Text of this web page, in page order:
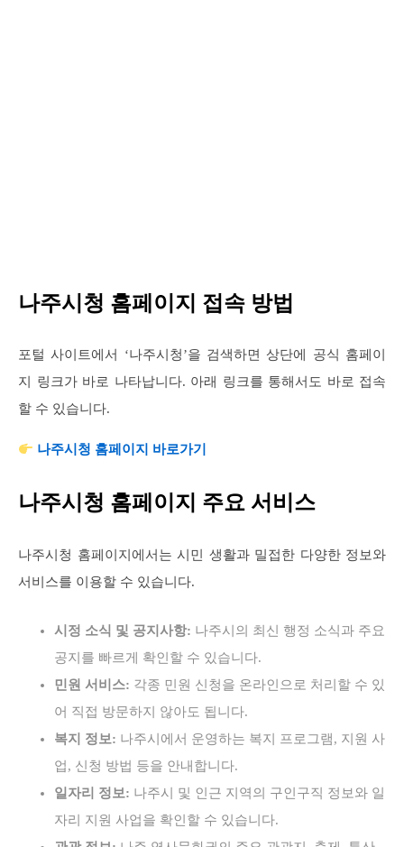
나주시청 홈페이지 접속 방법
포털 사이트에서 ‘나주시청’을 검색하면 상단에 공식 홈페이
지 링크가 바로 나타납니다. 아래 링크를 통해서도 바로 접속
할 수 있습니다.
나주시청 홈페이지 바로가기
나주시청 홈페이지 주요 서비스
나주시청 홈페이지에서는 시민 생활과 밀접한 다양한 정보와
서비스를 이용할 수 있습니다.
시정 소식 및 공지사항: 나주시의 최신 행정 소식과 주요
공지를 빠르게 확인할 수 있습니다.
민원 서비스: 각종 민원 신청을 온라인으로 처리할 수 있
어 직접 방문하지 않아도 됩니다.
복지 정보: 나주시에서 운영하는 복지 프로그램, 지원 사
업, 신청 방법 등을 안내합니다.
일자리 정보: 나주시 및 인근 지역의 구인구직 정보와 일
자리 지원 사업을 확인할 수 있습니다.